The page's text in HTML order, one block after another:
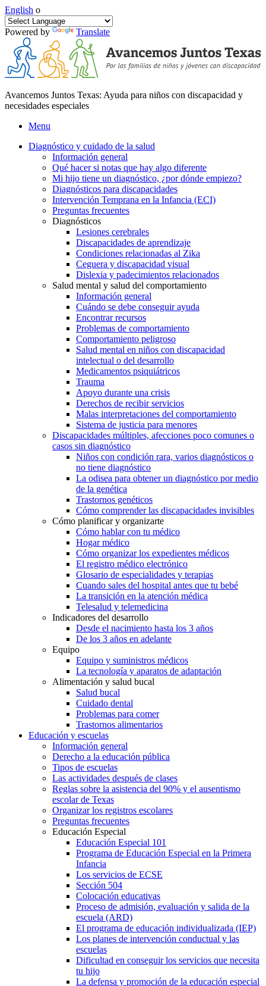
English o
Powered by Translate
Avancemos Juntos Texas: Ayuda para niños con discapacidad y
necesidades especiales
Menu
Diagnóstico y cuidado de la salud
Información general
Qué hacer si notas que hay algo diferente
Mi hijo tiene un diagnóstico, ¿por dónde empiezo?
Diagnósticos para discapacidades
Intervención Temprana en la Infancia (ECI)
Preguntas frecuentes
Diagnósticos
Lesiones cerebrales
Discapacidades de aprendizaje
Condiciones relacionadas al Zika
Ceguera y discapacidad visual
Dislexia y padecimientos relacionados
Salud mental y salud del comportamiento
Información general
Cuándo se debe conseguir ayuda
Encontrar recursos
Problemas de comportamiento
Comportamiento peligroso
Salud mental en niños con discapacidad
intelectual o del desarrollo
Medicamentos psiquiátricos
Trauma
Apoyo durante una crisis
Derechos de recibir servicios
Malas interpretaciones del comportamiento
Sistema de justicia para menores
Discapacidades múltiples, afecciones poco comunes o
casos sin diagnóstico
Niños con condición rara, varios diagnósticos o
no tiene diagnóstico
La odisea para obtener un diagnóstico por medio
de la genética
Trastornos genéticos
Cómo comprender las discapacidades invisibles
Cómo planificar y organizarte
Cómo hablar con tu médico
Hogar médico
Cómo organizar los expedientes médicos
El registro médico electrónico
Glosario de especialidades y terapias
Cuando sales del hospital antes que tu bebé
La transición en la atención médica
Telesalud y telemedicina
Indicadores del desarrollo
Desde el nacimiento hasta los 3 años
De los 3 años en adelante
Equipo
Equipo y suministros médicos
La tecnología y aparatos de adaptación
Alimentación y salud bucal
Salud bucal
Cuidado dental
Problemas para comer
Trastornos alimentarios
Educación y escuelas
Información general
Derecho a la educación pública
Tipos de escuelas
Las actividades después de clases
Reglas sobre la asistencia del 90% y el ausentismo
escolar de Texas
Organizar los registros escolares
Preguntas frecuentes
Educación Especial
Educación Especial 101
Programa de Educación Especial en la Primera
Infancia
Los servicios de ECSE
Sección 504
Colocación educativas
Proceso de admisión, evaluación y salida de la
escuela (ARD)
El programa de educación individualizada (IEP)
Los planes de intervención conductual y las
escuelas
Dificultad en conseguir los servicios que necesita
tu hijo
La defensa y promoción de la educación especial